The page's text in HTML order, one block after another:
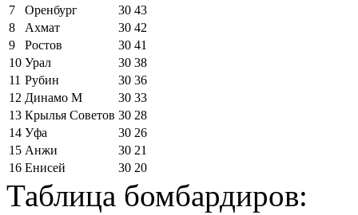
7
Оренбург 30 43
8
Ахмат 30 42
9
Ростов 30 41
10 Урал 30 38
11 Рубин 30 36
12 Динамо М 30 33
13 Крылья Советов 30 28
14 Уфа 30 26
15 Анжи 30 21
16 Енисей 30 20
Таблица бомбардиров: